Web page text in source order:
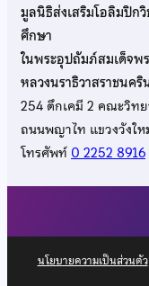
มูลนิธิส่งเสริมโอลิมปิก
ศึกษา
ในพระอุปถัมภ์สมเด็จพ
หลวงนราธิวาสราชนคริ
254 ตึกเคมี 2 คณะวิท
ถนนพญาไท แขวงวังใ
โทรศัพท์0 2252 8916
นโยบายความเป็นส่วนตัว